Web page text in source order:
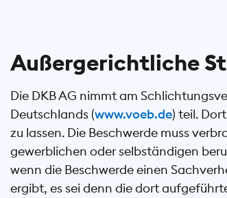
Außergerichtliche
Die DKB AG nimmt am
Deutschlands (www.voeb.de) teil.
zu lassen. Die Beschwerde muss
gewerblichen oder selbständigen
wenn die Beschwerde einen
ergibt, es sei denn die dort